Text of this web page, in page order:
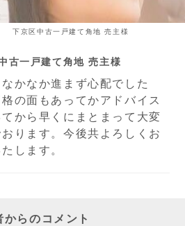
下京区中古一戸建て角地 売主様
古一戸建て角地 売主様
かなか進まず心配でした
の面もあってかアドバイス
てから早くにまとまって大変
ります。今後共よろしくお
します。
からのコメント